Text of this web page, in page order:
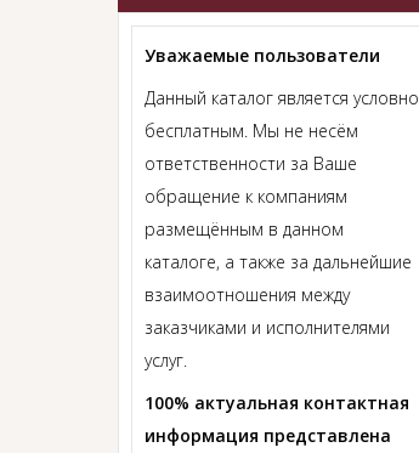
Уважаемые пользователи
Данный каталог является условно
бесплатным. Мы не несём
ответственности за Ваше
обращение к компаниям
размещённым в данном
каталоге, а также за дальнейшие
взаимоотношения между
заказчиками и исполнителями
услуг.
100% актуальная контактная
информация представлена